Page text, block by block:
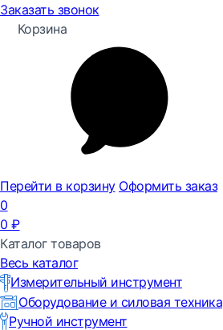
Заказать звонок
Корзина
Перейти в корзину Оформить заказ
0
0 ₽
Каталог товаров
Весь каталог
Измерительный инструмент
Оборудование и силовая техника
Ручной инструмент